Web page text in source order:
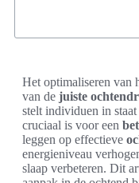
Het optimaliseren van
van de juiste
stelt individuen in
cruciaal is voor een
leggen op effectieve
energieniveau
slaap verbeteren. Dit